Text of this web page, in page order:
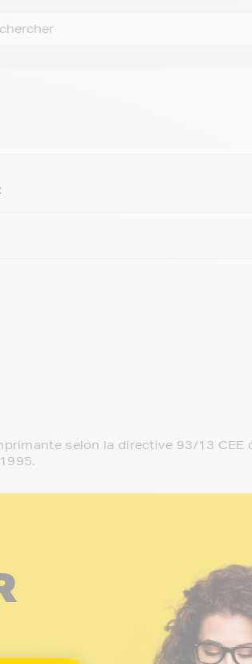
selon la directive 93/13 CEE